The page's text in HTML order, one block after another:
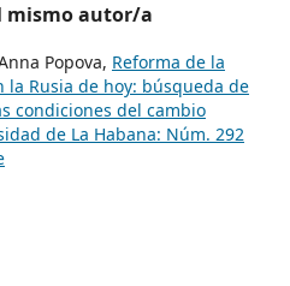
mismo autor/a
Popova, Reforma de la
Rusia de hoy: búsqueda de
condiciones del cambio
de La Habana: Núm. 292